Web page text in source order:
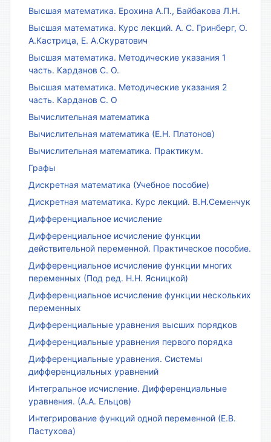
Высшая математика. Ерохина А.П., Байбакова Л.Н.
Высшая математика. Курс лекций. А. С. Гринберг, О.
А.Кастрица, Е. А.Скуратович
Высшая математика. Методические указания 1
часть. Карданов С. О.
Высшая математика. Методические указания 2
часть. Карданов С. О
Вычислительная математика
Вычислительная математика (Е.Н. Платонов)
Вычислительная математика. Практикум.
Графы
Дискретная математика (Учебное пособие)
Дискретная математика. Курс лекций. В.Н.Семенчук
Дифференциальное исчисление
Дифференциальное исчисление функции
действительной переменной. Практическое пособие.
Дифференциальное исчисление функции многих
переменных (Под ред. Н.Н. Ясницкой)
Дифференциальное исчисление функции нескольких
переменных
Дифференциальные уравнения высших порядков
Дифференциальные уравнения первого порядка
Дифференциальные уравнения. Системы
дифференциальных уравнений
Интегральное исчисление. Дифференциальные
уравнения. (А.А. Ельцов)
Интегрирование функций одной переменной (Е.В.
Пастухова)